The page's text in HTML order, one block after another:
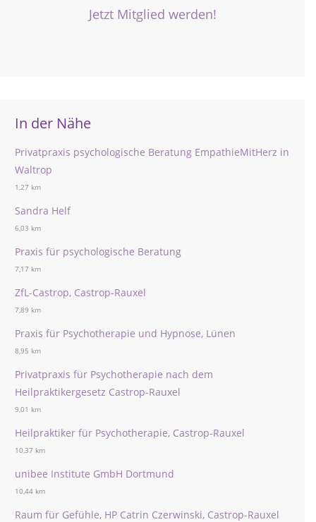
Jetzt Mitglied werden!
In der Nähe
Privatpraxis psychologische Beratung EmpathieMitHerz in
Waltrop
1,27 km
Sandra Helf
6,03 km
Praxis für psychologische Beratung
7,17 km
ZfL-Castrop, Castrop-Rauxel
7,89 km
Praxis für Psychotherapie und Hypnose, Lünen
8,95 km
Privatpraxis für Psychotherapie nach dem
Heilpraktikergesetz Castrop-Rauxel
9,01 km
Heilpraktiker für Psychotherapie, Castrop-Rauxel
10,37 km
unibee Institute GmbH Dortmund
10,44 km
Raum für Gefühle, HP Catrin Czerwinski, Castrop-Rauxel